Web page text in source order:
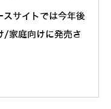
サイトでは今年後
/家庭向けに発売さ